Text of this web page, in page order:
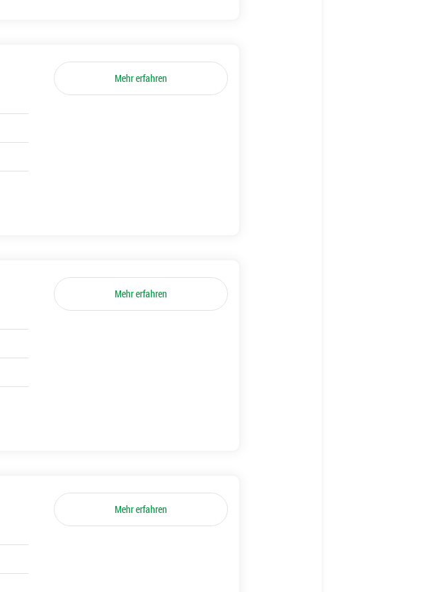
Mehr erfahren
Mehr erfahren
Mehr erfahren